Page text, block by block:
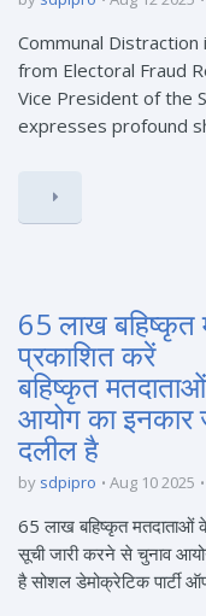
Communal
from Electoral Fraud
Vice President of the
expresses profound
65 लाख बहिष्कृत
प्रकाशित करें
बहिष्कृत
आयोग का इनकार
दलील है
by sdpipro Aug 10 2025
65 लाख बहिष्कृत मतदाताओं
सूची जारी करने से चुनाव
है सोशल डेमोक्रेटिक पार्टी